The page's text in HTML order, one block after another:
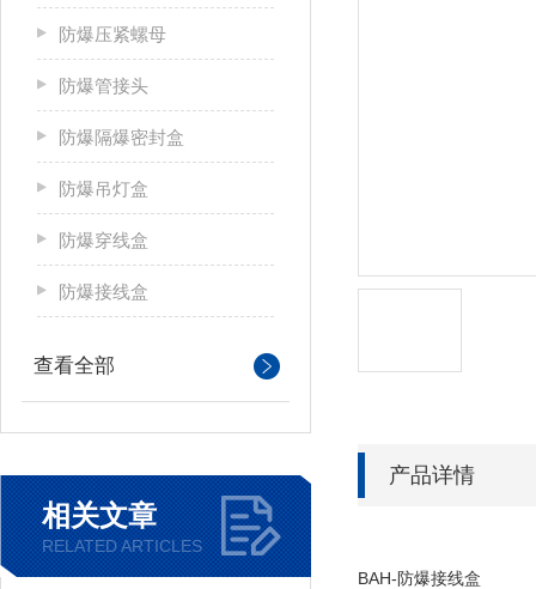
防爆压紧螺母
防爆管接头
防爆隔爆密封盒
防爆吊灯盒
防爆穿线盒
防爆接线盒
查看全部
相关文章
RELATED ARTICLES
产品详情
BAH-防爆接线盒